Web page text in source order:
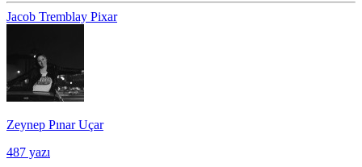
Jacob Tremblay Pixar
Zeynep Pınar Uçar
487 yazı